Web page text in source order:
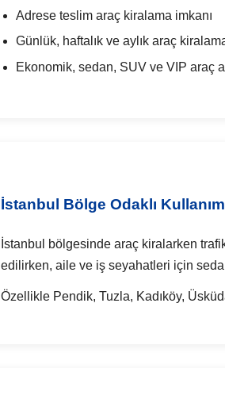
Adrese teslim araç kiralama imkanı
Günlük, haftalık ve aylık araç
Ekonomik, sedan, SUV ve VIP araç
İstanbul Bölge Odaklı
İstanbul bölgesinde araç kiralarken
edilirken, aile ve iş seyahatleri için
Özellikle Pendik, Tuzla, Kadıköy,